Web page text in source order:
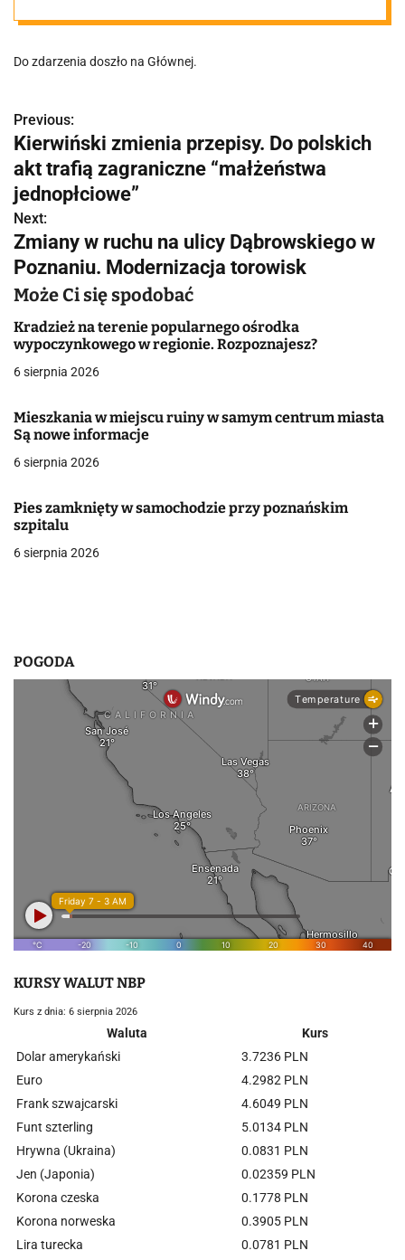
mandatem
Do zdarzenia doszło na Głównej.
N
a
w
i
g
a
c
j
w
p
i
s
Previous:
Kierwiński zmienia przepisy. Do polskich
akt trafią zagraniczne “małżeństwa
jednopłciowe”
Next:
Zmiany w ruchu na ulicy Dąbrowskiego w
Poznaniu. Modernizacja torowisk
Może Ci się spodobać
Kradzież na terenie popularnego ośrodka
wypoczynkowego w regionie. Rozpoznajesz?
6 sierpnia 2026
Mieszkania w miejscu ruiny w samym centrum miasta
Są nowe informacje
6 sierpnia 2026
Pies zamknięty w samochodzie przy poznańskim
szpitalu
6 sierpnia 2026
POGODA
KURSY WALUT NBP
Kurs z dnia: 6 sierpnia 2026
Waluta
Kurs
Dolar amerykański
3.7236 PLN
Euro
4.2982 PLN
Frank szwajcarski
4.6049 PLN
Funt szterling
5.0134 PLN
Hrywna (Ukraina)
0.0831 PLN
Jen (Japonia)
0.02359 PLN
Korona czeska
0.1778 PLN
Korona norweska
0.3905 PLN
Lira turecka
0.0781 PLN